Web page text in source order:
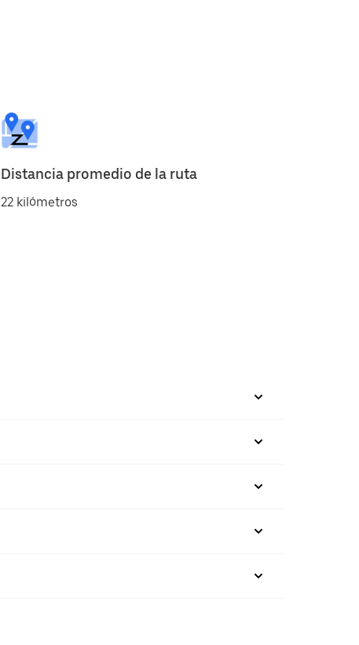
Distancia promedio de la ruta
22 kilómetros